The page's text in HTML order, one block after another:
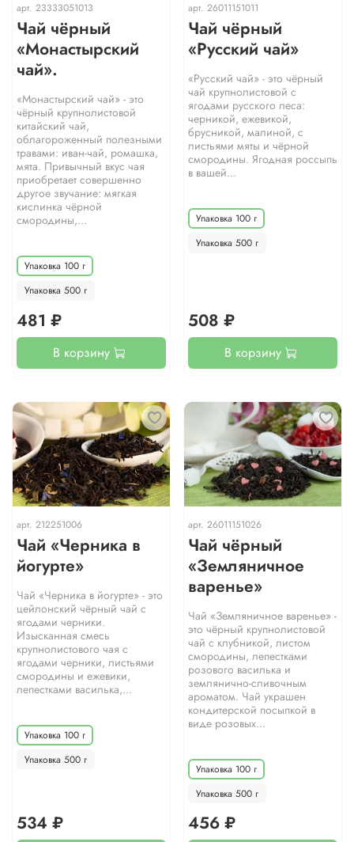
арт. 23333051013
Чай чёрный
«Монастырский
чай».
«Монастырский чай» - это
чёрный крупнолистовой
китайский чай,
облагороженный полезными
травами: иван-чай, ромашка,
мята. Привычный вкус чая
приобретает совершенно
другое звучание: мягкая
кислинка чёрной
смородины,...
Упаковка 100 г
Упаковка 500 г
481 ₽
В корзину
арт. 26011151011
Чай чёрный
«Русский чай»
«Русский чай» - это чёрный
чай крупнолистовой с
ягодами русского леса:
черникой, ежевикой,
брусникой, малиной, с
листьями мяты и чёрной
смородины. Ягодная россыпь
в вашей...
Упаковка 100 г
Упаковка 500 г
508 ₽
В корзину
арт. 212251006
Чай «Черника в
йогурте»
Чай «Черника в йогурте» - это
цейлонский чёрный чай с
ягодами черники.
Изысканная смесь
крупнолистового чая с
ягодами черники, листьями
смородины и ежевики,
лепестками василька,...
Упаковка 100 г
Упаковка 500 г
534 ₽
арт. 26011151026
Чай чёрный
«Земляничное
варенье»
Чай «Земляничное варенье» -
это чёрный крупнолистовой
чай с клубникой, листом
смородины, лепестками
розового василька и
землянично-сливочным
ароматом. Чай украшен
кондитерской посыпкой в
виде розовых...
Упаковка 100 г
Упаковка 500 г
456 ₽